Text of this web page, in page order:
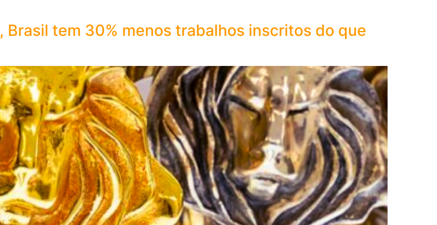
Brasil tem 30% menos trabalhos inscritos do que